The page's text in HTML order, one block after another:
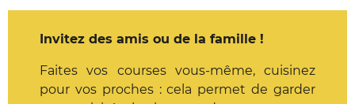
Invitez des amis ou de la famille !
Faites vos courses vous-même, cuisinez
pour vos proches : cela permet de garder